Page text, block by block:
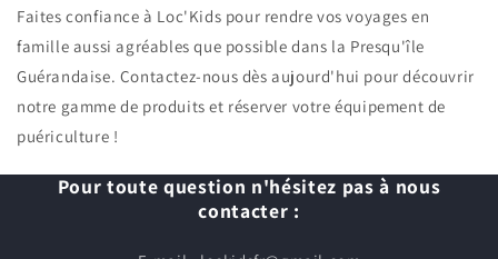
Faites confiance à Loc'Kids pour rendre vos voyages en
famille aussi agréables que possible dans la Presqu'île
Guérandaise. Contactez-nous dès aujourd'hui pour découvrir
notre gamme de produits et réserver votre équipement de
puériculture !
Pour toute question n'hésitez pas à nous
contacter :